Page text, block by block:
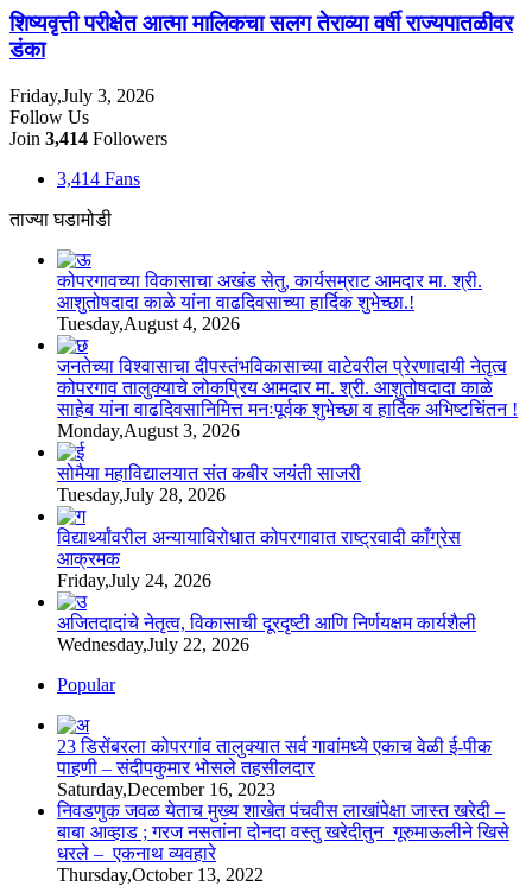
शिष्यवृत्ती परीक्षेत आत्मा मालिकचा सलग तेराव्या वर्षी राज्यपातळीवर
डंका
Friday,July 3, 2026
Follow Us
Join 3,414 Followers
3,414 Fans
ताज्या घडामोडी
कोपरगावच्या विकासाचा अखंड सेतु, कार्यसम्राट आमदार मा. श्री.
आशुतोषदादा काळे यांना वाढदिवसाच्या हार्दिक शुभेच्छा.!
Tuesday,August 4, 2026
जनतेच्या विश्वासाचा दीपस्तंभविकासाच्या वाटेवरील प्रेरणादायी नेतृत्व
कोपरगाव तालुक्याचे लोकप्रिय आमदार मा. श्री. आशुतोषदादा काळे
साहेब यांना वाढदिवसानिमित्त मनःपूर्वक शुभेच्छा व हार्दिक अभिष्टचिंतन !
Monday,August 3, 2026
सोमैया महाविद्यालयात संत कबीर जयंती साजरी
Tuesday,July 28, 2026
विद्यार्थ्यांवरील अन्यायाविरोधात कोपरगावात राष्ट्रवादी काँग्रेस
आक्रमक
Friday,July 24, 2026
अजितदादांचे नेतृत्व, विकासाची दूरदृष्टी आणि निर्णयक्षम कार्यशैली
Wednesday,July 22, 2026
Popular
23 डिसेंबरला कोपरगांव तालुक्‍यात सर्व गावांमध्ये एकाच वेळी ई-पीक
पाहणी – संदीपकुमार भोसले तहसीलदार
Saturday,December 16, 2023
निवडणुक जवळ येताच मुख्य शाखेत पंचवीस लाखांपेक्षा जास्त खरेदी –
बाबा आव्हाड ; गरज नसतांना दोनदा वस्तु खरेदीतुन गूरुमाऊलीने खिसे
धरले – एकनाथ व्यवहारे
Thursday,October 13, 2022